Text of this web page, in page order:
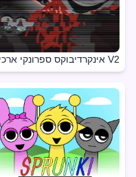
אינקרדיבוקס ספרונקי ארכיון V2